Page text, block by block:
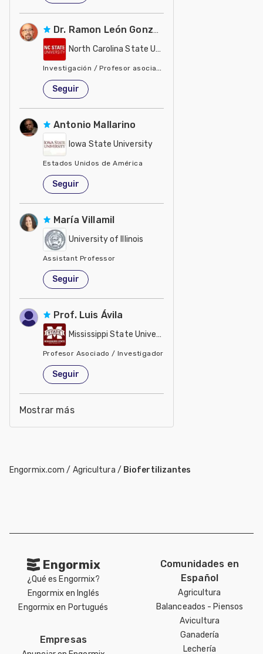
Dr. Ramon León González
North Carolina State University - NCSU
Investigación / Profesor asociado, biología y ecología de
Estados Unidos de América
Seguir
Antonio Mallarino
Iowa State University
Estados Unidos de América
Seguir
María Villamil
University of Illinois
Assistant Professor
Estados Unidos de América
Seguir
Prof. Luis Ávila
Mississippi State University
Profesor Asociado / Investigador
Estados Unidos de América
Seguir
Mostrar más
Engormix.com / Agricultura / Biofertilizantes
Engormix
¿Qué es Engormix?
Engormix en Inglés
Engormix en Portugués
Empresas
Comunidades en
Español
Agricultura
Balanceados - Piensos
Avicultura
Ganadería
Lechería